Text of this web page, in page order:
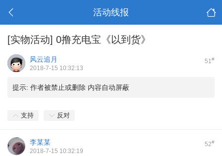
活动线报
[实物活动] 0撸充电宝《以到货》
51#
风云追月
2018-7-15 10:32:13
提示: 作者被禁止或删除 内容自动屏蔽
支持 反对
52#
李某某
2018-7-15 10:32:19